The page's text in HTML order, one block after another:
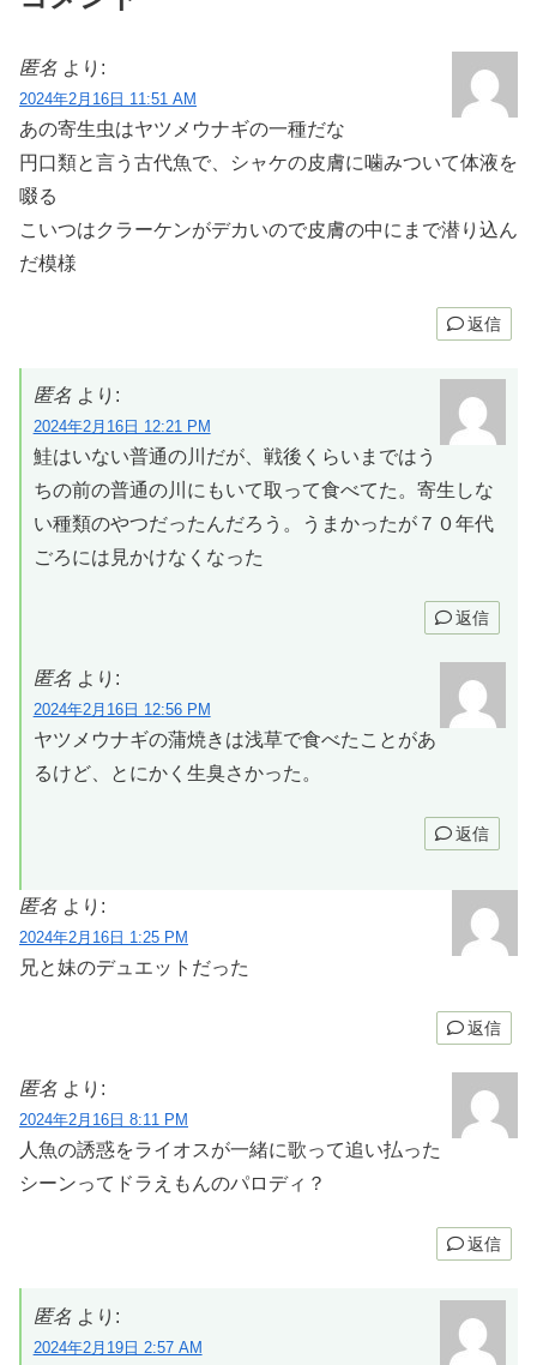
匿名 より:
2024年2月16日 11:51 AM
あの寄生虫はヤツメウナギの一種だな
円口類と言う古代魚で、シャケの皮膚に噛みついて体液を
啜る
こいつはクラーケンがデカいので皮膚の中にまで潜り込ん
だ模様
返信
匿名 より:
2024年2月16日 12:21 PM
鮭はいない普通の川だが、戦後くらいまではう
ちの前の普通の川にもいて取って食べてた。寄生しな
い種類のやつだったんだろう。うまかったが７０年代
ごろには見かけなくなった
返信
匿名 より:
2024年2月16日 12:56 PM
ヤツメウナギの蒲焼きは浅草で食べたことがあ
るけど、とにかく生臭さかった。
返信
匿名 より:
2024年2月16日 1:25 PM
兄と妹のデュエットだった
返信
匿名 より:
2024年2月16日 8:11 PM
人魚の誘惑をライオスが一緒に歌って追い払った
シーンってドラえもんのパロディ？
返信
匿名 より:
2024年2月19日 2:57 AM